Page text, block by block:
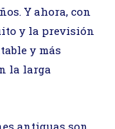
Y ahora, con
y la previsión
y más
la larga
antiguas son